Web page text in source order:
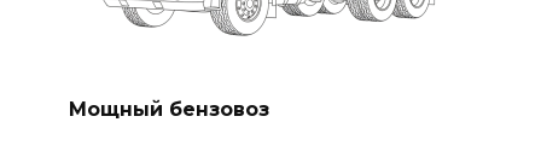
Мощный бензовоз